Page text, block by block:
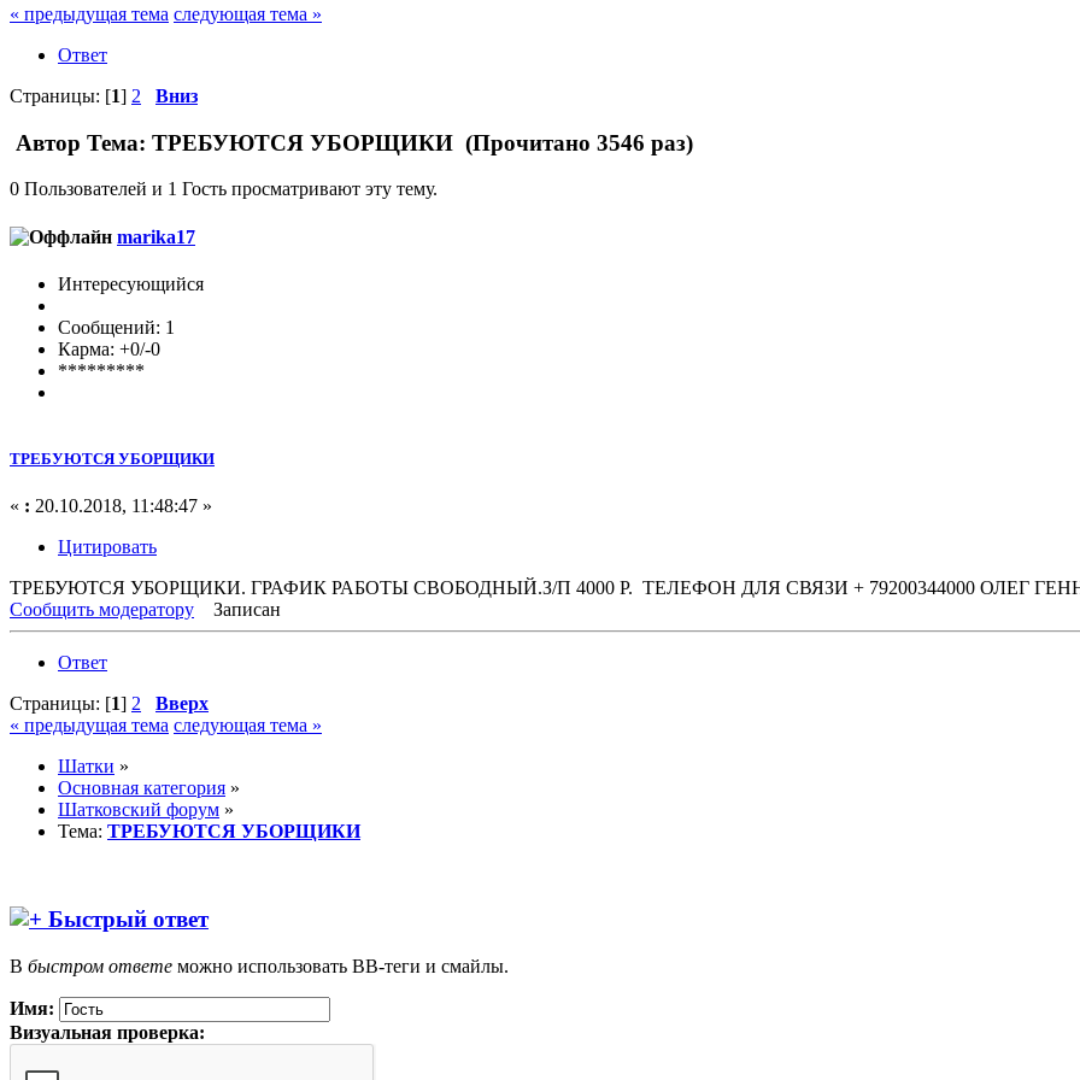
« предыдущая тема следующая тема »
Ответ
Страницы: [1] 2 Вниз
Автор Тема: ТРЕБУЮТСЯ УБОРЩИКИ (Прочитано 3546 раз)
0 Пользователей и 1 Гость просматривают эту тему.
marika17
Интересующийся
Сообщений: 1
Карма: +0/-0
*********
ТРЕБУЮТСЯ УБОРЩИКИ
« : 20.10.2018, 11:48:47 »
Цитировать
ТРЕБУЮТСЯ УБОРЩИКИ. ГРАФИК РАБОТЫ СВОБОДНЫЙ.З/П 4000 Р. ТЕЛЕФОН ДЛЯ СВЯЗИ + 79200344000 ОЛЕГ
Сообщить модератору
Записан
Ответ
Страницы: [1] 2
Вверх
« предыдущая тема следующая тема »
Шатки »
Основная категория »
Шатковский форум »
Тема: ТРЕБУЮТСЯ УБОРЩИКИ
Быстрый ответ
В быстром ответе можно использовать BB-теги и смайлы.
Имя:
Визуальная проверка: